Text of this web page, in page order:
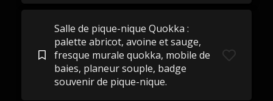
Salle de pique-nique Quokka :
palette abricot, avoine et sauge,
fresque murale quokka, mobile de
baies, planeur souple, badge
souvenir de pique-nique.